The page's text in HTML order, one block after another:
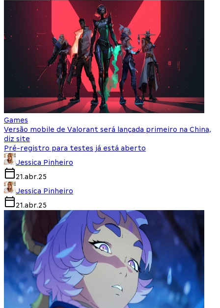
Games
Versão mobile de Valorant será lançada primeiro na China,
diz site
Pré-registro para testes já está aberto
Jessica Pinheiro
21.abr.25
Jessica Pinheiro
21.abr.25